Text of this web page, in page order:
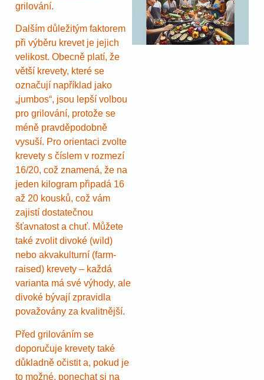
grilování.
Dalším důležitým faktorem
při výběru krevet je jejich
velikost. Obecně platí, že
větší krevety, které se
označují například jako
„jumbos“, jsou lepší volbou
pro grilování, protože se
méně pravděpodobně
vysuší. Pro orientaci zvolte
krevety s číslem v rozmezí
16/20, což znamená, že na
jeden kilogram připadá 16
až 20 kousků, což vám
zajistí dostatečnou
šťavnatost a chuť. Můžete
také zvolit divoké (wild)
nebo akvakulturní (farm-
raised) krevety – každá
varianta má své výhody, ale
divoké bývají zpravidla
považovány za kvalitnější.
Před grilováním se
doporučuje krevety také
důkladně očistit a, pokud je
to možné, ponechat si na